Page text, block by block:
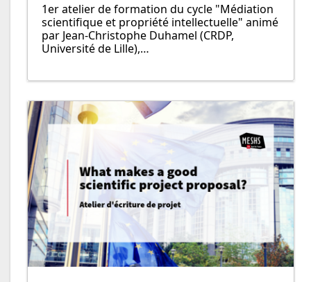
1er atelier de formation du cycle "Médiation
scientifique et propriété intellectuelle" animé
par Jean-Christophe Duhamel (CRDP,
Université de Lille),…